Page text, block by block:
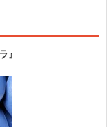
』